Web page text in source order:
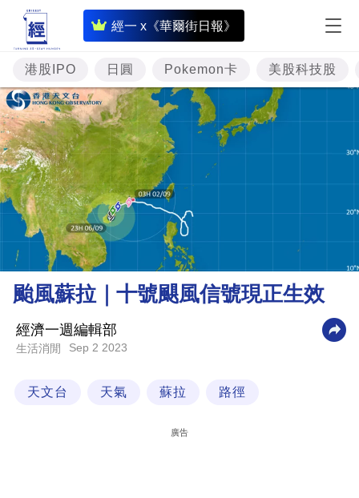
經一 x《華爾街日報》
即
時
財
經
專
題
投
資
樓
市
理
商
業
技
港股IPO 日圓 Pokemon卡 美股科技股
颱風蘇拉｜十號颶風信號現正生效
經濟一週編輯部
生活消閒 Sep 2 2023
天文台 天氣 蘇拉 路徑
廣告